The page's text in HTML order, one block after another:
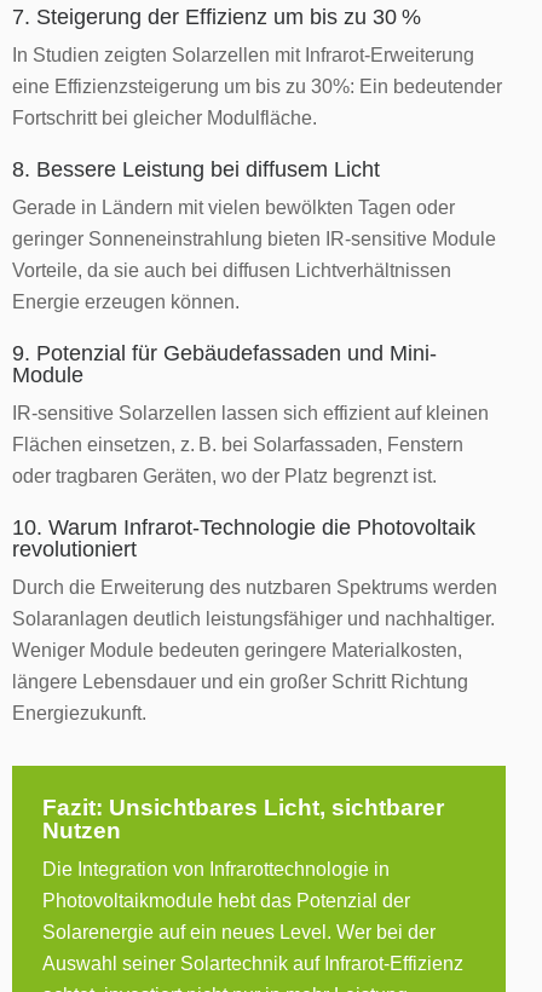
7. Steigerung der Effizienz um bis zu 30 %
In Studien zeigten Solarzellen mit Infrarot-Erweiterung
eine Effizienzsteigerung um bis zu 30%: Ein bedeutender
Fortschritt bei gleicher Modulfläche.
8. Bessere Leistung bei diffusem Licht
Gerade in Ländern mit vielen bewölkten Tagen oder
geringer Sonneneinstrahlung bieten IR-sensitive Module
Vorteile, da sie auch bei diffusen Lichtverhältnissen
Energie erzeugen können.
9. Potenzial für Gebäudefassaden und Mini-
Module
IR-sensitive Solarzellen lassen sich effizient auf kleinen
Flächen einsetzen, z. B. bei Solarfassaden, Fenstern
oder tragbaren Geräten, wo der Platz begrenzt ist.
10. Warum Infrarot-Technologie die Photovoltaik
revolutioniert
Durch die Erweiterung des nutzbaren Spektrums werden
Solaranlagen deutlich leistungsfähiger und nachhaltiger.
Weniger Module bedeuten geringere Materialkosten,
längere Lebensdauer und ein großer Schritt Richtung
Energiezukunft.
Fazit: Unsichtbares Licht, sichtbarer
Nutzen
Die Integration von Infrarottechnologie in
Photovoltaikmodule hebt das Potenzial der
Solarenergie auf ein neues Level. Wer bei der
Auswahl seiner Solartechnik auf Infrarot-Effizienz